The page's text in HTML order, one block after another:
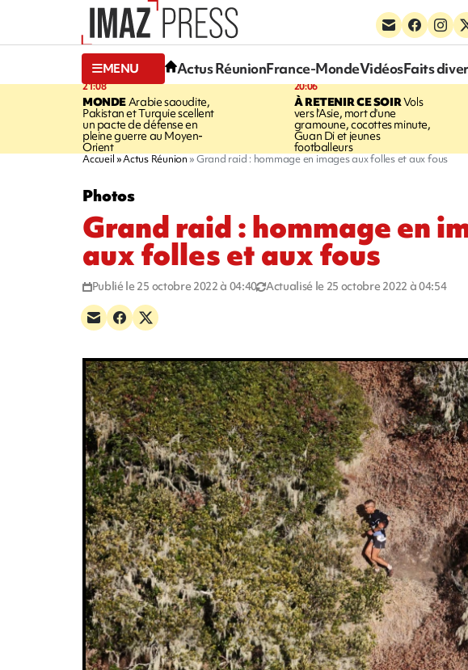
MENU Actus RéunionFrance-MondeVidéosFaits
21:08
MONDE Arabie saoudite,
Pakistan et Turquie scellent
un pacte de défense en
pleine guerre au Moyen-
Orient
20:06
À RETENIR CE SOIRVols
vers l'Asie, mort d'une
gramoune, cocottes minute,
Guan Di et jeunes
footballeurs
Accueil Actus Réunion Grand raid : hommage en images aux folles et aux fous
Photos
Grand raid : hommage en
aux folles et aux fous
Publié le 25 octobre 2022 à 04:40 Actualisé le 25 octobre 2022 à 04:54